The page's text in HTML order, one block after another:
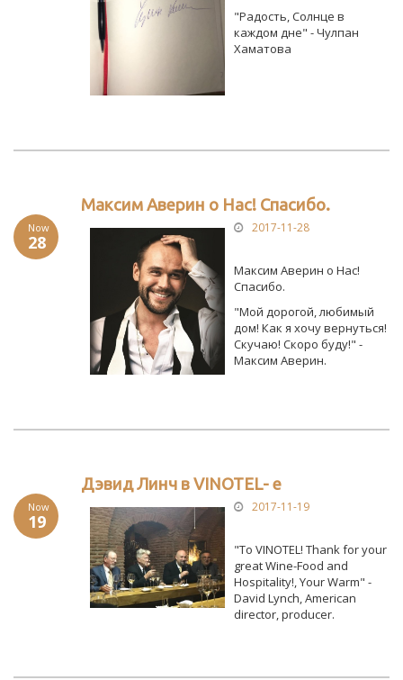
"Радость, Солнце в
каждом дне" - Чулпан
Хаматова
Now
28
Максим Аверин о Нас! Спасибо.
2017-11-28
Максим Аверин о Нас!
Спасибо.
"Мой дорогой, любимый
дом! Как я хочу вернуться!
Скучаю! Скоро буду!" -
Максим Аверин.
Now
19
Дэвид Линч в VINOTEL- е
2017-11-19
"To VINOTEL! Thank for your
great Wine-Food and
Hospitality!, Your Warm" -
David Lynch, American
director, producer.